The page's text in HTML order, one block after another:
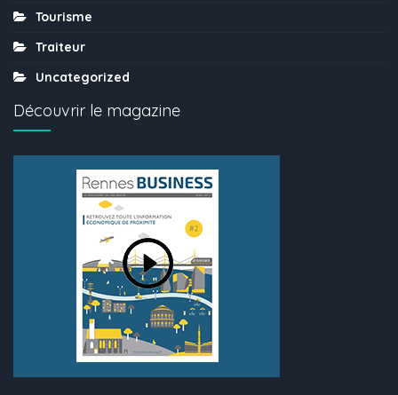
Tourisme
Traiteur
Uncategorized
Découvrir le magazine